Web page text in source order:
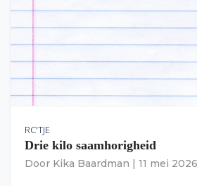
RC'TJE
Drie kilo saamhorigheid
Door Kika Baardman 11 mei 2026